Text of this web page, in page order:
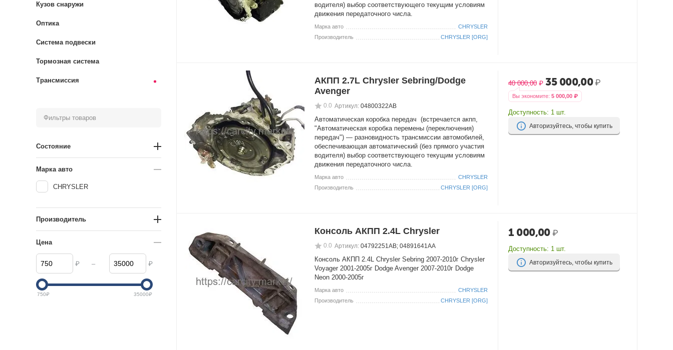
водителя) выбор соответствующего текущим условиям
движения передаточного числа.
Марка авто
CHRYSLER
Производитель
CHRYSLER [ORG]
АКПП 2.7L Chrysler Sebring/Dodge
Avenger
0.0 Артикул: 04800322AB
Автоматическая коробка передач (встречается акпп,
"Автоматическая коробка перемены (переключения)
передач") — разновидность трансмиссии автомобилей,
обеспечивающая автоматический (без прямого участия
водителя) выбор соответствующего текущим условиям
движения передаточного числа.
Марка авто
CHRYSLER
Производитель
CHRYSLER [ORG]
40 000,00 ₽ 35 000,00 ₽
Вы экономите: 5 000,00 ₽
Доступность: 1 шт.
Авторизуйтесь, чтобы купить
Консоль АКПП 2.4L Chrysler
0.0 Артикул: 04792251AB; 04891641AA
Консоль АКПП 2.4L Chrysler Sebring 2007-2010г Chrysler
Voyager 2001-2005г Dodge Avenger 2007-2010г Dodge
Neon 2000-2005г
Марка авто
CHRYSLER
Производитель
CHRYSLER [ORG]
1 000,00 ₽
Доступность: 1 шт.
Авторизуйтесь, чтобы купить
Кузов снаружи
Оптика
Система подвески
Тормозная система
Трансмиссия
Фильтры товаров
Состояние
Марка авто
CHRYSLER
Производитель
Цена
₽ – ₽
750₽ 35000₽